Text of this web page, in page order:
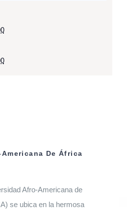
De África
Afro-Americana de
se ubica en la hermosa